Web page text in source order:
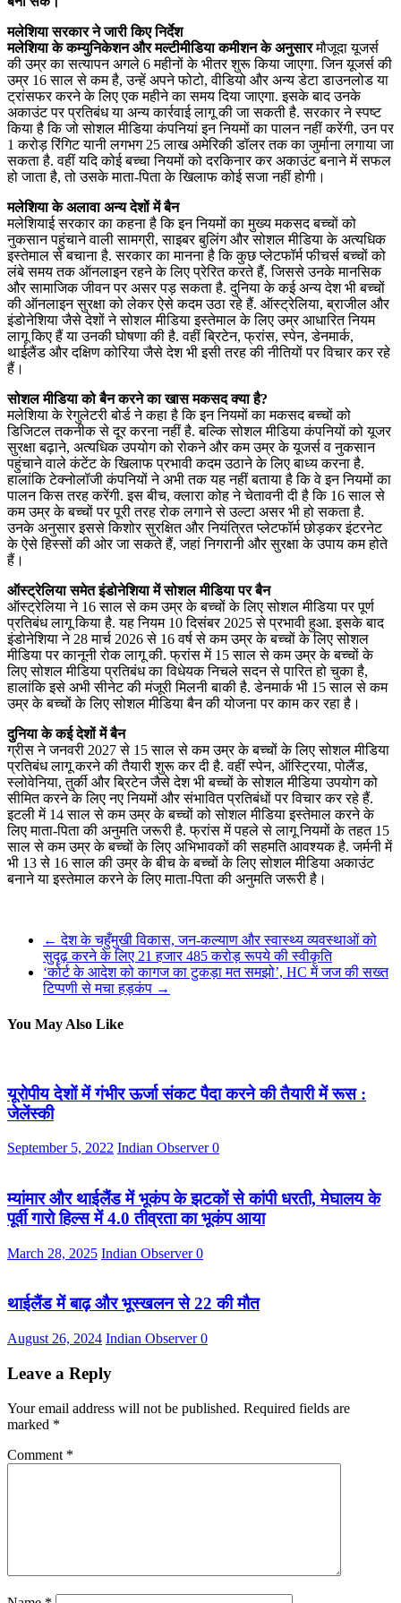
मलेशिया सरकार ने जारी किए निर्देश
मलेशिया के कम्युनिकेशन और मल्टीमीडिया कमीशन के अनुसारमौजूदा यूजर्स
की उम्र का सत्यापन अगले 6 महीनों के भीतर शुरू किया जाएगा. जिन यूजर्स की
उम्र 16 साल से कम है, उन्हें अपने फोटो, वीडियो और अन्य डेटा डाउनलोड या
ट्रांसफर करने के लिए एक महीने का समय दिया जाएगा. इसके बाद उनके
अकाउंट पर प्रतिबंध या अन्य कार्रवाई लागू की जा सकती है. सरकार ने स्पष्ट
किया है कि जो सोशल मीडिया कंपनियां इन नियमों का पालन नहीं करेंगी, उन पर
1 करोड़ रिंगिट यानी लगभग 25 लाख अमेरिकी डॉलर तक का जुर्माना लगाया जा
सकता है. वहीं यदि कोई बच्चा नियमों को दरकिनार कर अकाउंट बनाने में सफल
हो जाता है, तो उसके माता-पिता के खिलाफ कोई सजा नहीं होगी।
मलेशिया के अलावा अन्य देशों में बैन
मलेशियाई सरकार का कहना है कि इन नियमों का मुख्य मकसद बच्चों को
नुकसान पहुंचाने वाली सामग्री, साइबर बुलिंग और सोशल मीडिया के अत्यधिक
इस्तेमाल से बचाना है. सरकार का मानना है कि कुछ प्लेटफॉर्म फीचर्स बच्चों को
लंबे समय तक ऑनलाइन रहने के लिए प्रेरित करते हैं, जिससे उनके मानसिक
और सामाजिक जीवन पर असर पड़ सकता है. दुनिया के कई अन्य देश भी बच्चों
की ऑनलाइन सुरक्षा को लेकर ऐसे कदम उठा रहे हैं. ऑस्ट्रेलिया, ब्राजील और
इंडोनेशिया जैसे देशों ने सोशल मीडिया इस्तेमाल के लिए उम्र आधारित नियम
लागू किए हैं या उनकी घोषणा की है. वहीं ब्रिटेन, फ्रांस, स्पेन, डेनमार्क,
थाईलैंड और दक्षिण कोरिया जैसे देश भी इसी तरह की नीतियों पर विचार कर रहे
हैं।
सोशल मीडिया को बैन करने का खास मकसद क्या है?
मलेशिया के रेगुलेटरी बोर्ड ने कहा है कि इन नियमों का मकसद बच्चों को
डिजिटल तकनीक से दूर करना नहीं है. बल्कि सोशल मीडिया कंपनियों को यूजर
सुरक्षा बढ़ाने, अत्यधिक उपयोग को रोकने और कम उम्र के यूजर्स व नुकसान
पहुंचाने वाले कंटेंट के खिलाफ प्रभावी कदम उठाने के लिए बाध्य करना है.
हालांकि टेक्नोलॉजी कंपनियों ने अभी तक यह नहीं बताया है कि वे इन नियमों का
पालन किस तरह करेंगी. इस बीच, क्लारा कोह ने चेतावनी दी है कि 16 साल से
कम उम्र के बच्चों पर पूरी तरह रोक लगाने से उल्टा असर भी हो सकता है.
उनके अनुसार इससे किशोर सुरक्षित और नियंत्रित प्लेटफॉर्म छोड़कर इंटरनेट
के ऐसे हिस्सों की ओर जा सकते हैं, जहां निगरानी और सुरक्षा के उपाय कम होते
हैं।
ऑस्ट्रेलिया समेत इंडोनेशिया में सोशल मीडिया पर बैन
ऑस्ट्रेलिया ने 16 साल से कम उम्र के बच्चों के लिए सोशल मीडिया पर पूर्ण
प्रतिबंध लागू किया है. यह नियम 10 दिसंबर 2025 से प्रभावी हुआ. इसके बाद
इंडोनेशिया ने 28 मार्च 2026 से 16 वर्ष से कम उम्र के बच्चों के लिए सोशल
मीडिया पर कानूनी रोक लागू की. फ्रांस में 15 साल से कम उम्र के बच्चों के
लिए सोशल मीडिया प्रतिबंध का विधेयक निचले सदन से पारित हो चुका है,
हालांकि इसे अभी सीनेट की मंजूरी मिलनी बाकी है. डेनमार्क भी 15 साल से कम
उम्र के बच्चों के लिए सोशल मीडिया बैन की योजना पर काम कर रहा है।
दुनिया के कई देशों में बैन
ग्रीस ने जनवरी 2027 से 15 साल से कम उम्र के बच्चों के लिए सोशल मीडिया
प्रतिबंध लागू करने की तैयारी शुरू कर दी है. वहीं स्पेन, ऑस्ट्रिया, पोलैंड,
स्लोवेनिया, तुर्की और ब्रिटेन जैसे देश भी बच्चों के सोशल मीडिया उपयोग को
सीमित करने के लिए नए नियमों और संभावित प्रतिबंधों पर विचार कर रहे हैं.
इटली में 14 साल से कम उम्र के बच्चों को सोशल मीडिया इस्तेमाल करने के
लिए माता-पिता की अनुमति जरूरी है. फ्रांस में पहले से लागू नियमों के तहत 15
साल से कम उम्र के बच्चों के लिए अभिभावकों की सहमति आवश्यक है. जर्मनी में
भी 13 से 16 साल की उम्र के बीच के बच्चों के लिए सोशल मीडिया अकाउंट
बनाने या इस्तेमाल करने के लिए माता-पिता की अनुमति जरूरी है।
← देश के चहुँमुखी विकास, जन-कल्याण और स्वास्थ्य व्यवस्थाओं को
सुदृढ़ करने के लिए 21 हजार 485 करोड़ रूपये की स्वीकृति
‘कोर्ट के आदेश को कागज का टुकड़ा मत समझो’, HC में जज की सख्त
टिप्पणी से मचा हड़कंप →
You May Also Like
यूरोपीय देशों में गंभीर ऊर्जा संकट पैदा करने की तैयारी में रूस :
जेलेंस्की
September 5, 2022 Indian Observer0
म्यांमार और थाईलैंड में भूकंप के झटकों से कांपी धरती, मेघालय के
पूर्वी गारो हिल्स में 4.0 तीव्रता का भूकंप आया
March 28, 2025 Indian Observer0
थाईलैंड में बाढ़ और भूस्खलन से 22 की मौत
August 26, 2024 Indian Observer0
Leave a Reply
Your email address will not be published. Required fields are
marked *
Comment *